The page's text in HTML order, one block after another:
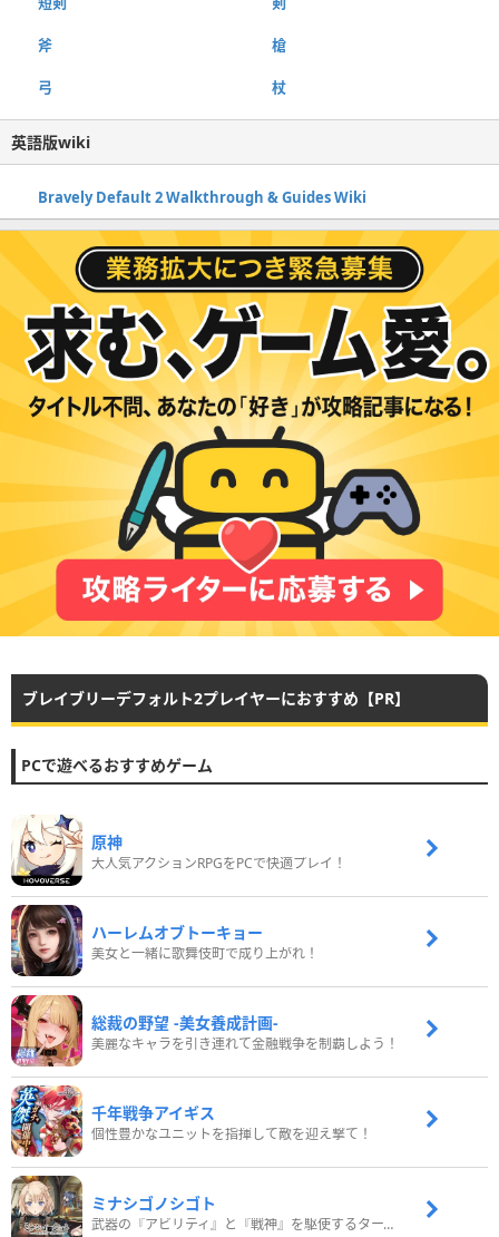
斧 槍
弓 杖
英語版wiki
Bravely Default 2 Walkthrough & Guides Wiki
ブレイブリーデフォルト2プレイヤーにおすすめ【PR】
PCで遊べるおすすめゲーム
原神
大人気アクションRPGをPCで快適プレイ！
ハーレムオブトーキョー
美女と一緒に歌舞伎町で成り上がれ！
総裁の野望 -美女養成計画-
美麗なキャラを引き連れて金融戦争を制覇しよう！
千年戦争アイギス
個性豊かなユニットを指揮して敵を迎え撃て！
ミナシゴノシゴト
武器の『アビリティ』と『戦神』を駆使するターン制コマンドバトルRPG！